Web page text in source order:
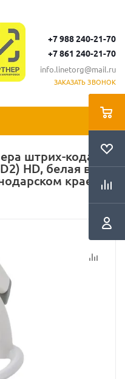
+7 988 240-21-70
+7 861 240-21-70
info.linetorg@mail.ru
ЗАКАЗАТЬ ЗВОНОК
штрих-кода
HD, белая в
крае